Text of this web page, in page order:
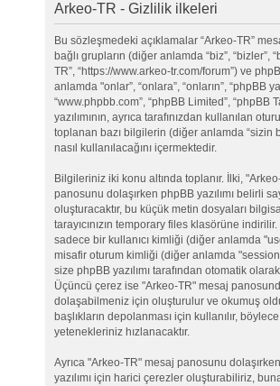
Arkeo-TR - Gizlilik ilkeleri
Bu sözleşmedeki açıklamalar “Arkeo-TR”
bağlı grupların (diğer anlamda “biz”, “bizler”,
TR”, “https://www.arkeo-tr.com/forum”) ve
anlamda "onlar”, “onlara”, “onların”, “phpBB
“www.phpbb.com”, “phpBB Limited”, “phpBB
yazılımının, ayrıca tarafınızdan kullanılan
toplanan bazı bilgilerin (diğer anlamda “sizin
nasıl kullanılacağını içermektedir.
Bilgileriniz iki konu altında toplanır. İlki,
panosunu dolaşırken phpBB yazılımı belirli
oluşturacaktır, bu küçük metin dosyaları
tarayıcınızın temporary files klasörüne
sadece bir kullanıcı kimliği (diğer anlamda
misafir oturum kimliği (diğer anlamda
size phpBB yazılımı tarafından otomatik olarak
Üçüncü çerez ise "Arkeo-TR" mesaj
dolaşabilmeniz için oluşturulur ve okumuş
başlıkların depolanması için kullanılır, böylece
yetenekleriniz hızlanacaktır.
Ayrıca "Arkeo-TR" mesaj panosunu
yazılımı için harici çerezler oluşturabiliriz,